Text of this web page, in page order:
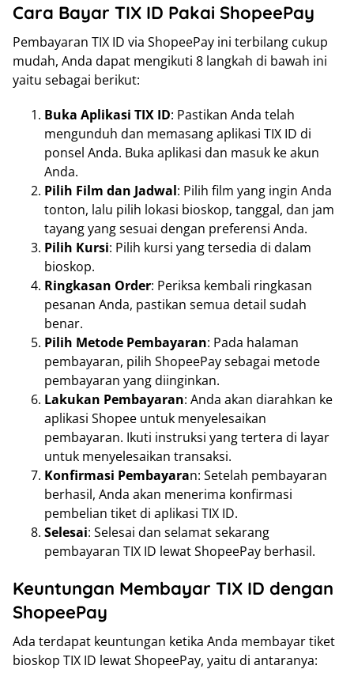
Cara Bayar TIX ID Pakai ShopeePay
Pembayaran TIX ID via ShopeePay ini terbilang cukup
mudah, Anda dapat mengikuti 8 langkah di bawah ini
yaitu sebagai berikut:
Buka Aplikasi TIX ID: Pastikan Anda telah
mengunduh dan memasang aplikasi TIX ID di
ponsel Anda. Buka aplikasi dan masuk ke akun
Anda.
Pilih Film dan Jadwal: Pilih film yang ingin Anda
tonton, lalu pilih lokasi bioskop, tanggal, dan jam
tayang yang sesuai dengan preferensi Anda.
Pilih Kursi: Pilih kursi yang tersedia di dalam
bioskop.
Ringkasan Order: Periksa kembali ringkasan
pesanan Anda, pastikan semua detail sudah
benar.
Pilih Metode Pembayaran: Pada halaman
pembayaran, pilih ShopeePay sebagai metode
pembayaran yang diinginkan.
Lakukan Pembayaran: Anda akan diarahkan ke
aplikasi Shopee untuk menyelesaikan
pembayaran. Ikuti instruksi yang tertera di layar
untuk menyelesaikan transaksi.
Konfirmasi Pembayaran: Setelah pembayaran
berhasil, Anda akan menerima konfirmasi
pembelian tiket di aplikasi TIX ID.
Selesai: Selesai dan selamat sekarang
pembayaran TIX ID lewat ShopeePay berhasil.
Keuntungan Membayar TIX ID dengan
ShopeePay
Ada terdapat keuntungan ketika Anda membayar tiket
bioskop TIX ID lewat ShopeePay, yaitu di antaranya: